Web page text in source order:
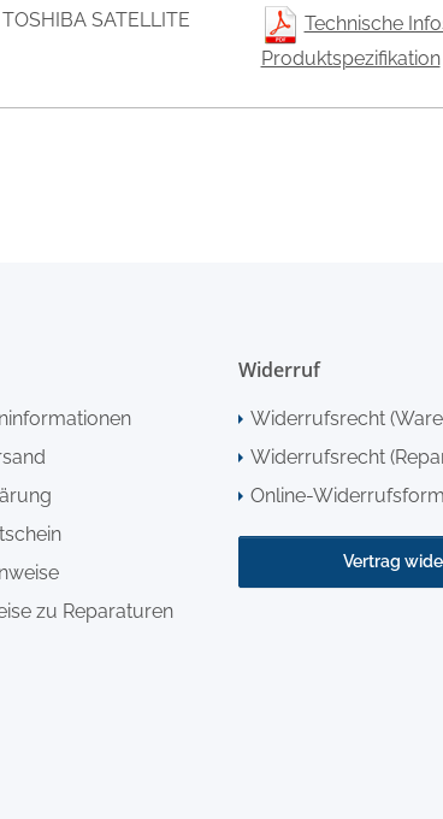
SATELLITE
Technische
Produktspezifikation
zu Reparaturen
Widerruf
Widerrufsrecht
Widerrufsrecht
Online-
Vertrag